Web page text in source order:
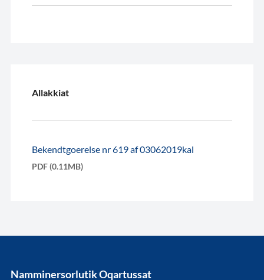
Allakkiat
Bekendtgoerelse nr 619 af 03062019kal
PDF (0.11MB)
Namminersorlutik Oqartussat